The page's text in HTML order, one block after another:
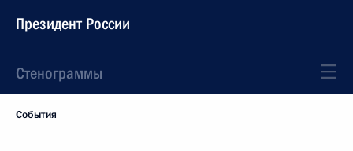
Президент России
Стенограммы
События